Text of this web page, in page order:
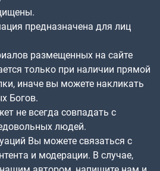
предназначена для лиц
размещенных на сайте
только при наличии прямой
иначе вы можете накликать
Богов.
не всегда совпадать с
людей.
Вы можете связаться с
и модерации. В случае,